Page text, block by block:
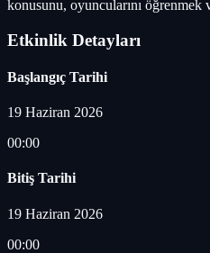
konusunu, oyuncularını
Etkinlik Detayları
Başlangıç Tarihi
19 Haziran 2026
00:00
Bitiş Tarihi
19 Haziran 2026
00:00